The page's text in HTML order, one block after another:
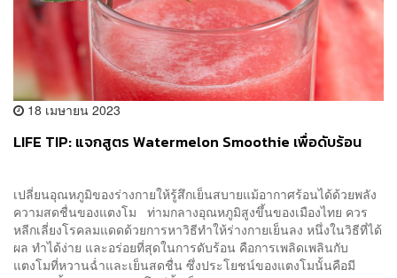
18 เมษายน 2023
LIFE TIP: แจกสูตร Watermelon Smoothie เพื่อดับร้อน
เปลี่ยนอุณหภูมิของร่างกายให้รู้สึกเย็นสบายแม้อากาศร้อนได้ด้วยพลัง
ความสดชื่นของแตงโม ท่ามกลางอุณหภูมิสูงขึ้นของเมืองไทย ควร
หลีกเลี่ยงโรคลมแดดด้วยการหาวิธีทำให้ร่างกายเย็นลง หนึ่งในวิธีที่ได้
ผล ทำได้ง่าย และอร่อยที่สุดในการดับร้อน คือการเพลิดเพลินกับ
แตงโมที่หวานฉ่ำและเย็นสดชื่น ซึ่งประโยชน์ของแตงโมนั้นคือมี